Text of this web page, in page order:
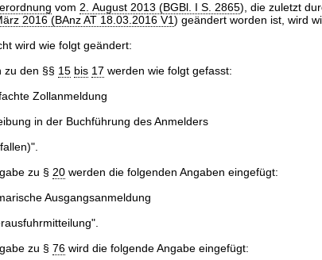
vom 2. August 2013 (BGBl. I S. 2865), die zuletzt
2016 (BAnz AT 18.03.2016 V1) geändert worden ist, wird
wird wie folgt geändert:
zu den §§ 15 bis 17 werden wie folgt gefasst:
Zollanmeldung
in der Buchführung des Anmelders
zu § 20werden die folgenden Angaben eingefügt:
Ausgangsanmeldung
zu § 76wird die folgende Angabe eingefügt: